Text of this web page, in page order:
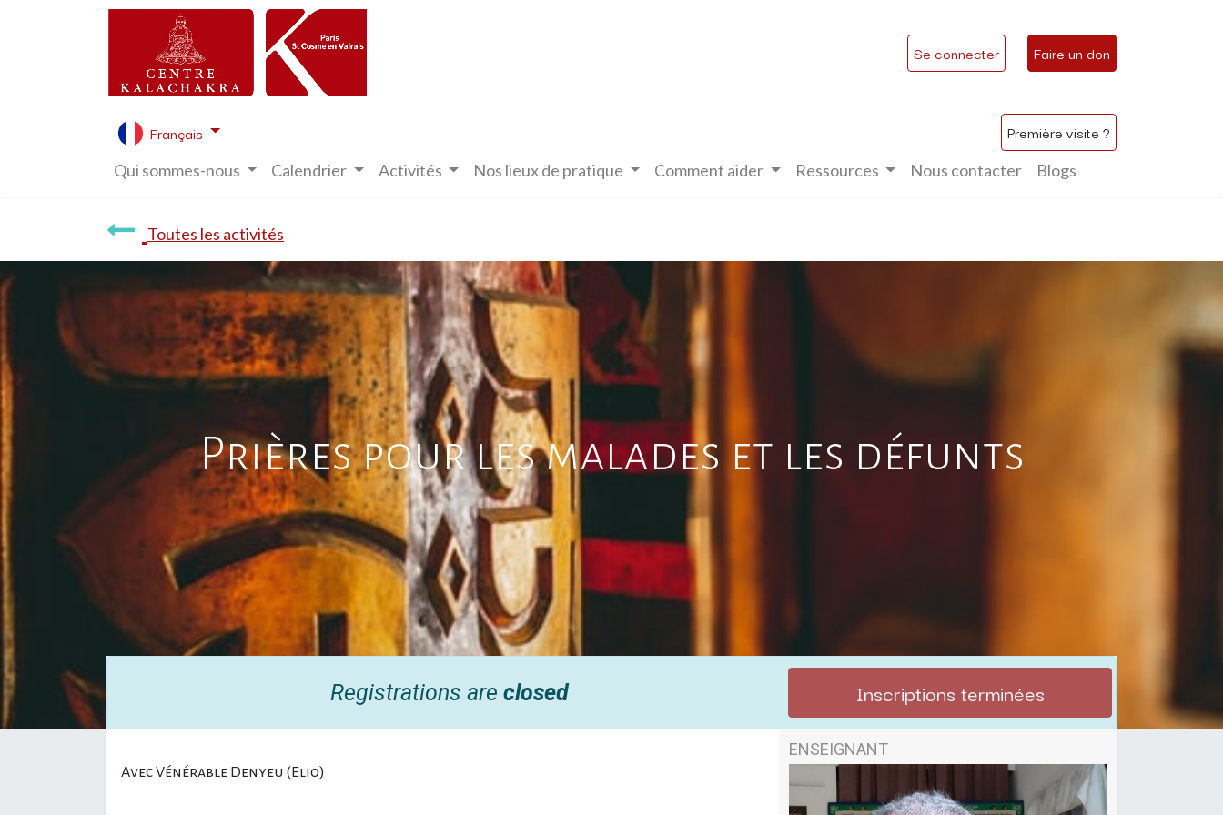
Se connecter Faire un don
Français Première visite ?
Qui sommes-nous Calendrier Activités Nos lieux de pratique Comment aider Ressources Nous contacter Blogs
Toutes les activités
Prières pour les malades et les défunts
Registrations are closed Inscriptions terminées
Avec Vénérable Denyeu (Elio)
ENSEIGNANT